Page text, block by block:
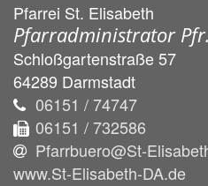
Pfarrei St. Elisabeth
Pfarradministrator
Schloßgartenstraße 57
64289 Darmstadt
06151 / 74747
06151 / 732586
Pfarrbuero@St-
www.St-Elisabeth-DA.de